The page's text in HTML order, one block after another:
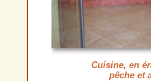
Cuisine, en
pêche et